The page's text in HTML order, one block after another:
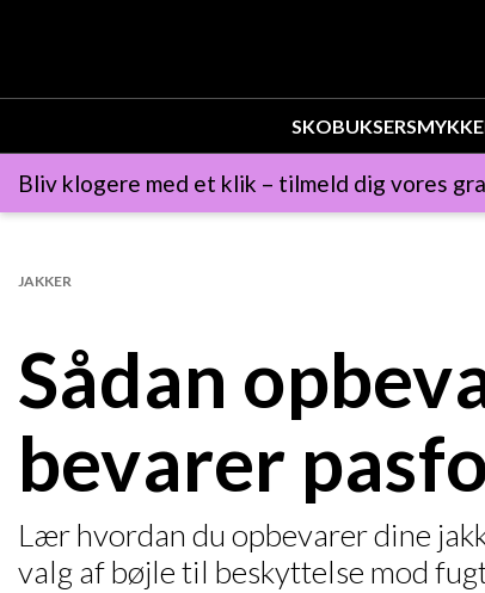
SKOBUKSER
Bliv klogere med et klik – tilmeld dig vores
Sådan
bevarer
JAKKER
Lær hvordan du opbevarer dine
valg af bøjle til beskyttelse mod